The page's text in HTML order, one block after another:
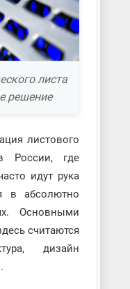
листа
решение
листового
России, где
идут рука
в абсолютно
Основными
считаются
дизайн